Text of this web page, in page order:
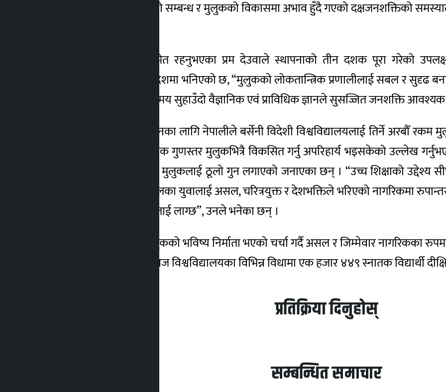
सीपसँग शिक्षाको छुट्दै गएको सम्बन्ध र मुलुकको विकासमा अभाव हुँदै गएको दक्षजनशक्तिको
विश्वविद्यालयको कुलपतिसमेत रहनुभएका प्रम देउवाले स्थापनाको तीन दशक पूरा गरेको
परिवारलाई बधाई दिए । सन्देशमा भनिएको छ, “मुलुकको लोकतान्त्रिक प्रणालीलाई सबल र सुदृढ
आलोचनात्मक सीपयुक्त र समय सुहाउँदो वैज्ञानिक एवं प्राविधिक ज्ञानले सुसज्जित जनशक्ति
प्रम देउवाले उच्च शिक्षा आर्जनका लागि नेपालीले बर्सेनी विदेशी विश्वविद्यालयलाई तिर्ने अरबौँ रकम
नागरिकको मागअनुरुप शैक्षिक गुणस्तर मुलुकभित्रै विकसित गर्नु अपरिहार्य भइसकेको उल्लेख
लागि जनशक्ति उत्पादन गरेर मुलुकलाई ठूलो गुन लगाएको जनाएका छन् । “उच्च शिक्षाको उद्देश्य
पनि बढी महत्वपूर्ण विषय हालका युवालाई असल, चरित्रयुक्त र देशभक्तिले भरिएको नागरिकमा
झैँ उचित ध्यान पु¥याएको मलाई लाग्छ”, उनले भनेका छन् ।
प्रम देउवाले आजका युवा मुलुकको भविष्य निर्माता भएको चर्चा गर्दै असल र जिम्मेवार नागरिकका
विश्वास व्यक्त गरेका छन् । आज विश्वविद्यालयका विभिन्न विधामा एक हजार ४४९ स्नातक विद्यार्थी
प्रतिक्रिया दिनुहोस्
सम्बन्धित समाचार